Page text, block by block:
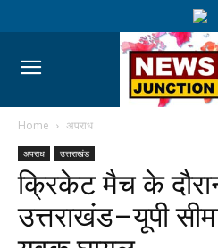
Home अपराध
अपराध उत्तराखंड
क्रिकेट मैच के
उत्तराखंड–यूपी